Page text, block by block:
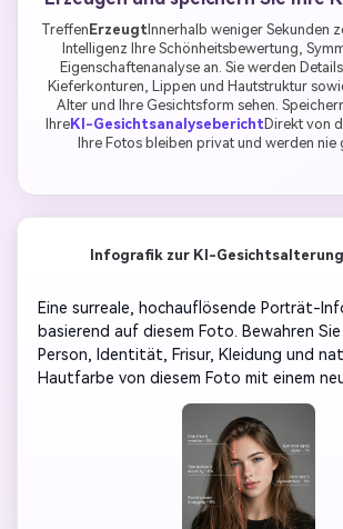
TreffenErzeugtInnerhalb weniger Sekunden
Intelligenz Ihre Schönheitsbewertung,
Eigenschaftenanalyse an. Sie werden
Kieferkonturen, Lippen und Hautstruktur
Alter und Ihre Gesichtsform sehen.
IhreKI-GesichtsanalyseberichtDirekt von
Ihre Fotos bleiben privat und werden nie
Infografik zur KI-
Eine surreale, hochauflösende Porträt-
basierend auf diesem Foto. Bewahren
Person, Identität, Frisur, Kleidung und
Hautfarbe von diesem Foto mit einem
Hintergrund. Das gesamte Gesicht wird
subtiles, durchscheinendes
bedeckt, das dem 3D-Gesichtsscan-
ist: dünne, weiche weiße Linien entlang der
Gesichtskontur, die leicht leuchten, aber
Hautdetails verbergen. Fügen Sie eine